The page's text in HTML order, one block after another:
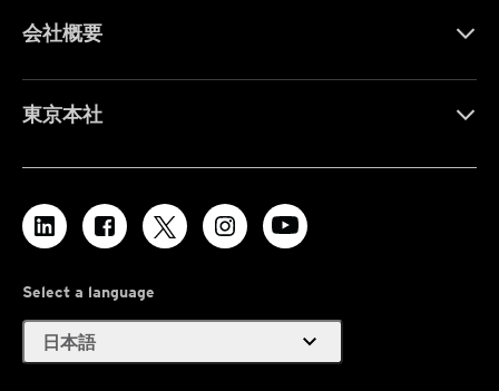
会社概要
東京本社
Select a language
日本語 expand_more